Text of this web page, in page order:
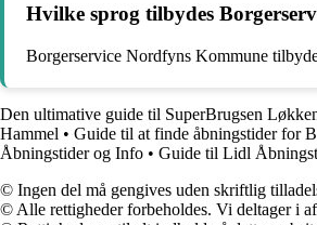
Hvilke sprog tilbydes
Borgerservice Nordfyns Kommune
Den ultimative guide til SuperBrugsen
Hammel • Guide til at finde åbningstider for
Åbningstider og Info • Guide til Lidl
© Ingen del må gengives uden skriftlig
© Alle rettigheder forbeholdes. Vi deltager i